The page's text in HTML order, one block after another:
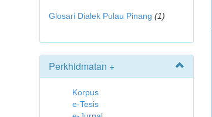
Glosari Dialek Pulau Pinang (1)
Perkhidmatan +
Korpus
e-Tesis